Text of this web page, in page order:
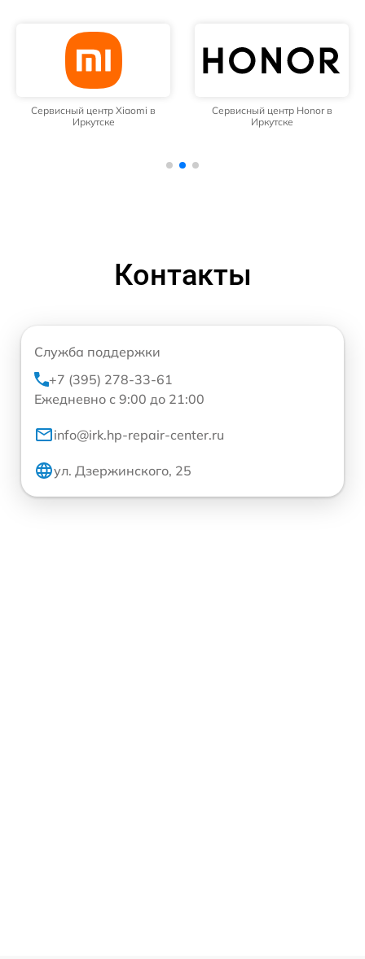
Сервисный центр Xiaomi в
Иркутске
Сервисный центр Honor в
Иркутске
Контакты
Служба поддержки
+7 (395) 278-33-61
Ежедневно с 9:00 до 21:00
info@irk.hp-repair-center.ru
ул. Дзержинского, 25